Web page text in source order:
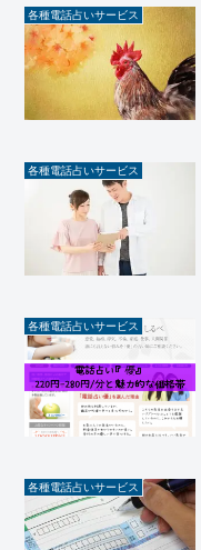
各種電話占いサービス
各種電話占いサービス
各種電話占いサービス
各種電話占いサービス